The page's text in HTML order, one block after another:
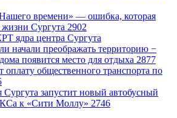
времени» — ошибка, которая
жизни Сургута 2902
ядра центра Сургута
начали преображать территорию −
появится место для отдыха 2877
оплату общественного транспорта по
запустит новый автобусный
к «Сити Моллу» 2746